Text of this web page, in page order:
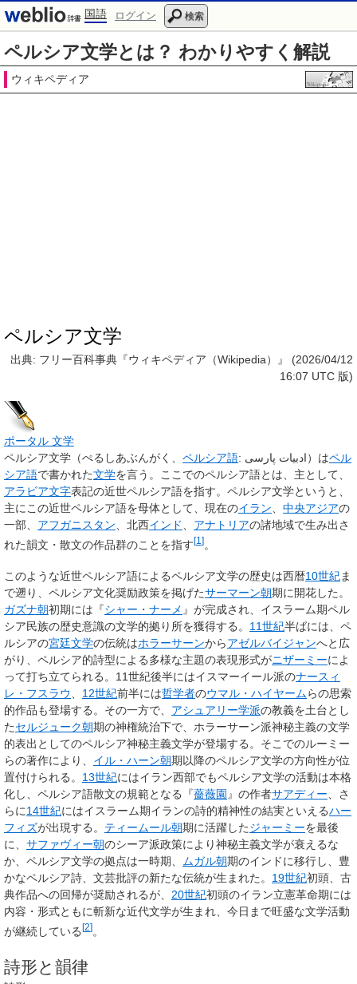
国語 ログイン 検索
ペルシア文学とは？ わかりやすく解説
ウィキペディア
ペルシア文学
出典: フリー百科事典『ウィキペディア（Wikipedia）』 (2026/04/12
16:07 UTC 版)
ポータル 文学
ペルシア文学 （ぺるしあぶんがく、 ペルシア語: ادبیات پارسی）はペル
シア語で書かれた文学を言う。ここでのペルシア語とは、主として、
アラビア文字表記の近世ペルシア語を指す。ペルシア文学というと、
主にこの近世ペルシア語を母体として、現在のイラン 中央アジアの
一部、 アフガニスタン 、北西インド アナトリアの諸地域で生み出さ
れた韻文・散文の作品群のことを指す[1 ]。
このような近世ペルシア語によるペルシア文学の歴史は西暦10世紀ま
で遡り、ペルシア文化奨励政策を掲げたサーマーン朝期に開花した。
ガズナ朝初期には『シャー・ナーメ 』が完成され、イスラーム期ペル
シア民族の歴史意識の文学的拠り所を獲得する。 11世紀半ばには、ペ
ルシアの宮廷文学の伝統はホラーサーンからアゼルバイジャンへと広
がり、ペルシア的詩型による多様な主題の表現形式がニザーミーによ
って打ち立てられる。11世紀後半にはイスマーイール派のナースィ
レ・フスラウ
12世紀前半には哲学者のウマル・ハイヤームらの思索
的作品も登場する。その一方で、 アシュアリー学派の教義を土台とし
たセルジューク朝期の神権統治下で、ホラーサーン派神秘主義の文学
的表出としてのペルシア神秘主義文学が登場する。そこでのルーミー
らの著作により、 イル・ハーン朝期以降のペルシア文学の方向性が位
置付けられる。 13世紀にはイラン西部でもペルシア文学の活動は本格
化し、ペルシア語散文の規範となる『薔薇園 』の作者サアディー 、さ
らに14世紀にはイスラーム期イランの詩的精神性の結実といえるハー
フィズが出現する。 ティームール朝期に活躍したジャーミーを最後
に、 サファヴィー朝のシーア派政策により神秘主義文学が衰えるな
か、ペルシア文学の拠点は一時期、
ムガル朝期のインドに移行し、豊
かなペルシア詩、文芸批評の新たな伝統が生まれた。 19世紀初頭、古
典作品への回帰が奨励されるが、 20世紀初頭のイラン立憲革命期には
内容・形式ともに斬新な近代文学が生まれ、今日まで旺盛な文学活動
が継続している[2]。
詩形と韻律